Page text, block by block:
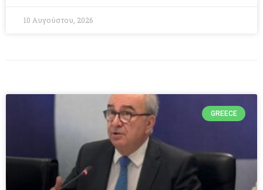
10 Αυγούστου, 2026
GREECE